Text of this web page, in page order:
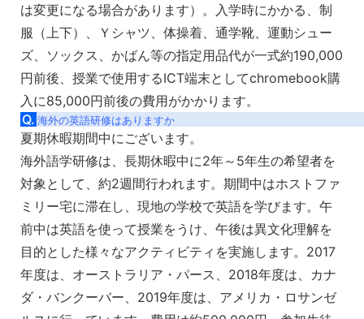
は変更になる場合があります）。入学時にかかる、制
服（上下）、Ｙシャツ、体操着、通学靴、運動シュー
ズ、ソックス、かばん等の指定用品代が一式約190,000
円前後、授業で使用するICT端末としてchromebook購
入に85,000円前後の費用がかかります。
Q. 海外の英語研修はありますか
夏期休暇期間中にございます。
海外語学研修は、長期休暇中に2年～5年生の希望者を
対象として、約2週間行われます。期間中はホストファ
ミリー宅に滞在し、現地の学校で英語を学びます。午
前中は英語を使って授業をうけ、午後は異文化理解を
目的とした様々なアクティビティを実施します。2017
年度は、オーストラリア・パース、2018年度は、カナ
ダ・バンクーバー、2019年度は、アメリカ・ロサンゼ